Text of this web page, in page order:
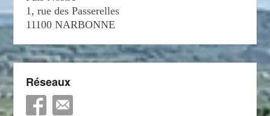
1, rue des Passerelles
11100 NARBONNE
Réseaux